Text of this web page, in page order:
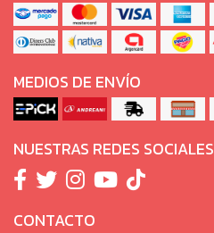
MEDIOS DE ENVÍO
NUESTRAS REDES SOCIALES
CONTACTO